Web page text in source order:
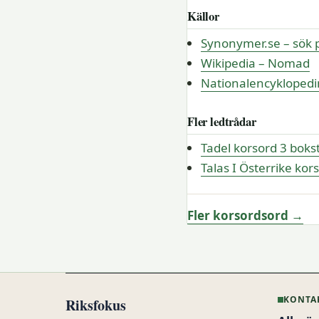
Källor
Synonymer.se – sök
Wikipedia – Nomad
Fler ledtrådar
Tadel korsord 3
Talas I Österrike
Fler korsordsord →
Riksfokus